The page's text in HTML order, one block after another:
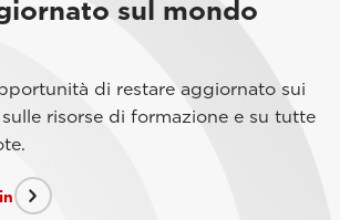
sul mondo
di restare aggiornato sui
risorse di formazione e su tutte